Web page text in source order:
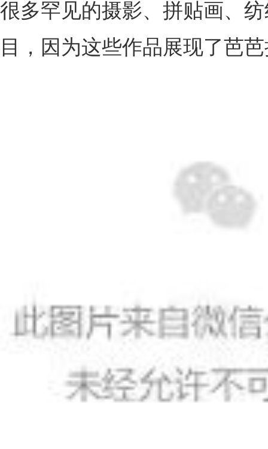
很多罕见的摄影、拼贴画、
目，因为这些作品展现了芭